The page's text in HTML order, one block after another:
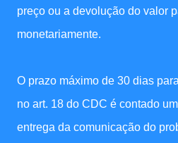
preço ou a devolução do valor
monetariamente.
O prazo máximo de 30 dias
no art. 18 do CDC é contado
entrega da comunicação do